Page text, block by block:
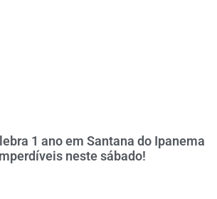
1 ano em Santana do Ipanema
neste sábado!